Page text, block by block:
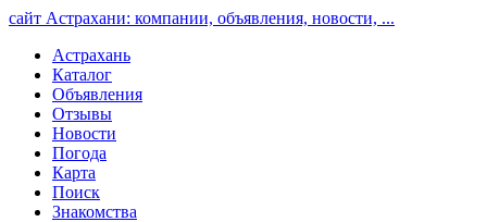
сайт Астрахани: компании, объявления, новости, ...
Астрахань
Каталог
Объявления
Отзывы
Новости
Погода
Карта
Поиск
Знакомства